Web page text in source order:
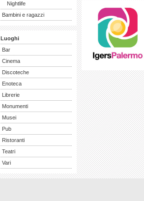
Nightlife
Bambini e ragazzi
Luoghi
Bar
Cinema
Discoteche
Enoteca
Librerie
Monumenti
Musei
Pub
Ristoranti
Teatri
Vari